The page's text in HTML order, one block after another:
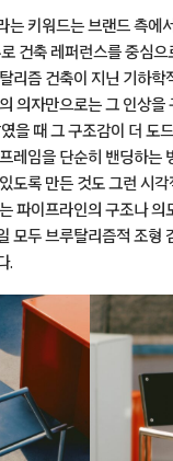
는 키워드는 브랜드 측에
건축 레퍼런스를 중심으
리즘 건축이 지닌 기하학
의자만으로는 그 인상을
을 때 그 구조감이 더 도
레임을 단순히 밴딩하는
도록 만든 것도 그런 시각
파이프라인의 구조나 의
모두 브루탈리즘적 조형
.